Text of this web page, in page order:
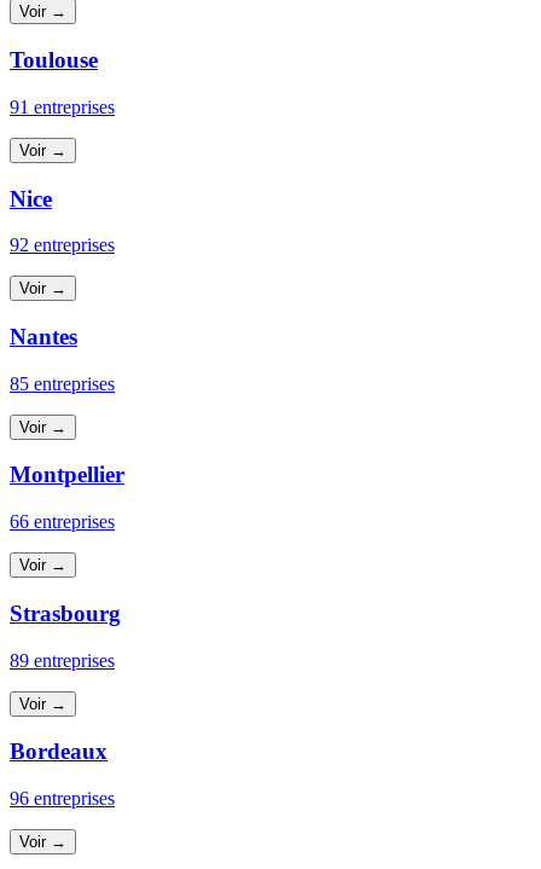
Voir →
Toulouse
91 entreprises
Voir →
Nice
92 entreprises
Voir →
Nantes
85 entreprises
Voir →
Montpellier
66 entreprises
Voir →
Strasbourg
89 entreprises
Voir →
Bordeaux
96 entreprises
Voir →